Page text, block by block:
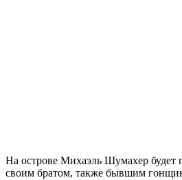
На острове Михаэль Шумахер будет
своим братом, также бывшим